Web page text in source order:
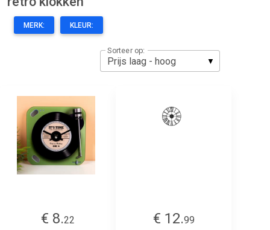
MERK: KLEUR:
Sorteer op:
€ 8.22
€ 12.99